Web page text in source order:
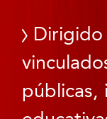
Dirigido
públicas,